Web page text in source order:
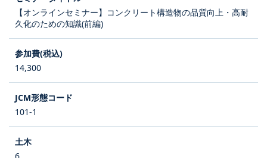
【オンラインセミナー】コンクリート構造物の品質向上・高耐
久化のための知識(前編)
14,300
101-1